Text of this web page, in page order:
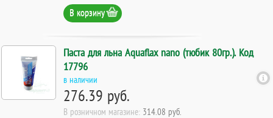
В корзину
Паста для льна Aquaflax nano (тюбик 80гр.). Код
17796
в наличии
276.39 руб.
В розничном магазине: 314.08 руб.